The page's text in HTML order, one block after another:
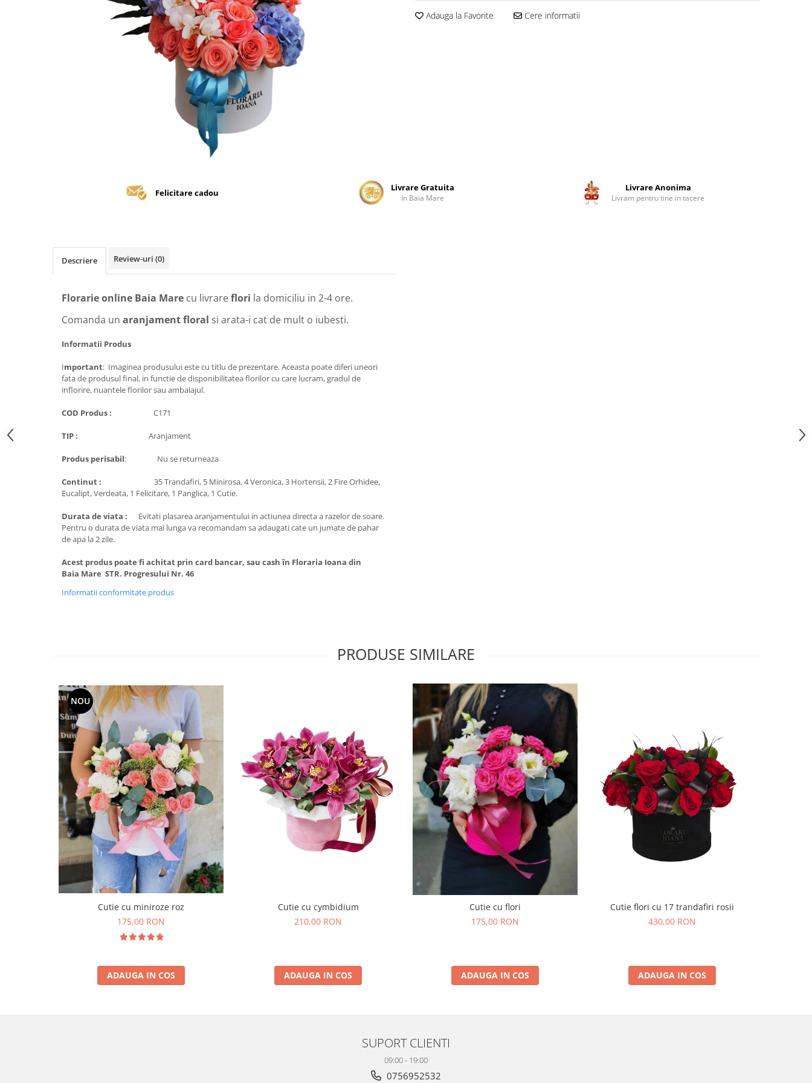
Adauga la Favorite Cere informatii
Felicitare cadou Livrare Gratuita
In Baia Mare
Livrare Anonima
Livram pentru tine in tacere
Descriere Review-uri (0)
Florarie online Baia Mare cu livrareflori la domiciliu in 2-4 ore.
Comanda un aranjament floral si arata-i cat de mult o iubesti.
Informatii Produs
Important: Imaginea produsului este cu titlu de prezentare. Aceasta poate diferi uneori
fata de produsul final, in functie de disponibilitatea florilor cu care lucram, gradul de
inflorire, nuantele florilor sau ambalajul.
COD Produs : C171
TIP : Aranjament
Produs perisabil: Nu se returneaza
Continut :
35 Trandafiri, 5 Minirosa, 4 Veronica, 3 Hortensii, 2 Fire Orhidee,
Eucalipt, Verdeata, 1 Felicitare, 1 Panglica, 1 Cutie.
Durata de viata :
Evitati plasarea aranjamentului in actiunea directa a razelor de soare.
Pentru o durata de viata mai lunga va recomandam sa adaugati cate un jumate de pahar
de apa la 2 zile.
Acest produs poate fi achitat prin card bancar, sau cash în Floraria Ioana din
Baia Mare STR. Progresului Nr. 46
Informatii conformitate produs
PRODUSE SIMILARE
NOU
Cutie cu miniroze roz
175,00 RON
ADAUGA IN COS
Cutie cu cymbidium
210,00 RON
ADAUGA IN COS
Cutie cu flori
175,00 RON
ADAUGA IN COS
Cutie flori cu 17 trandafiri rosii
430,00 RON
ADAUGA IN COS
SUPORT CLIENTI
09:00 - 19:00
0756952532